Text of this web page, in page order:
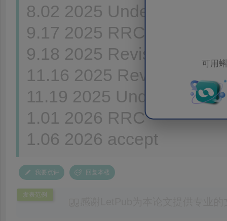
可用
8.02 2025 Under Review
9.17 2025 RRC
9.18 2025 Revise 60天修
11.16 2025 Revision
11.19 2025 Under Review
1.01 2026 RRC
1.06 2026 accept
我要点评 回复本楼
发表范例